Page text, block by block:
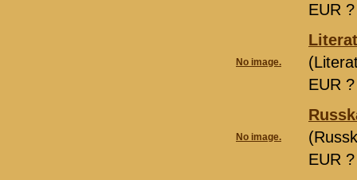
EUR
No image.
EUR
No image.
EUR